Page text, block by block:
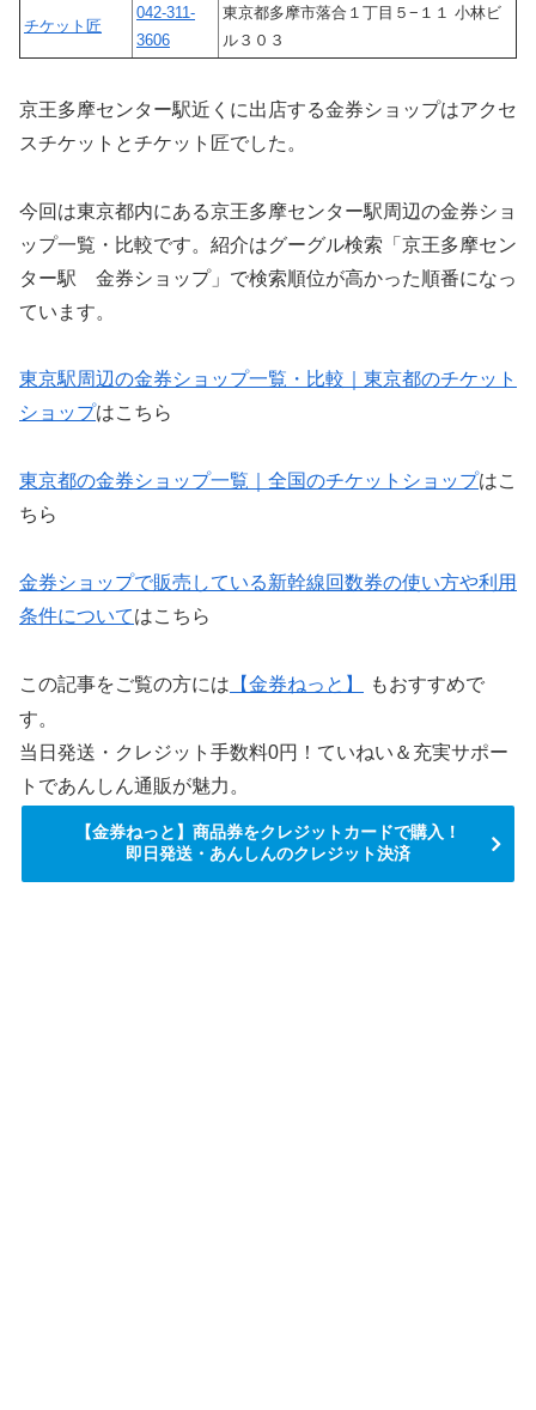
チケット匠
042-311-
3606
東京都多摩市落合１丁目５−１１ 小林ビ
ル３０３
京王多摩センター駅近くに出店する金券ショップはアクセ
スチケットとチケット匠でした。
今回は東京都内にある京王多摩センター駅周辺の金券ショ
ップ一覧・比較です。紹介はグーグル検索「京王多摩セン
ター駅 金券ショップ」で検索順位が高かった順番になっ
ています。
東京駅周辺の金券ショップ一覧・比較｜東京都のチケット
ショップはこちら
東京都の金券ショップ一覧｜全国のチケットショップはこ
ちら
金券ショップで販売している新幹線回数券の使い方や利用
条件についてはこちら
この記事をご覧の方には 【金券ねっと】
もおすすめで
す。
当日発送・クレジット手数料0円！ていねい＆充実サポー
トであんしん通販が魅力。
【金券ねっと】商品券をクレジットカードで購入！
即日発送・あんしんのクレジット決済